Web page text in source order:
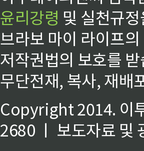
윤리강령 및 실천규
브라보 마이 라이프
저작권법의 보호를
무단전재, 복사, 재배
Copyright 2014. 이
2680 ㅣ 보도자료